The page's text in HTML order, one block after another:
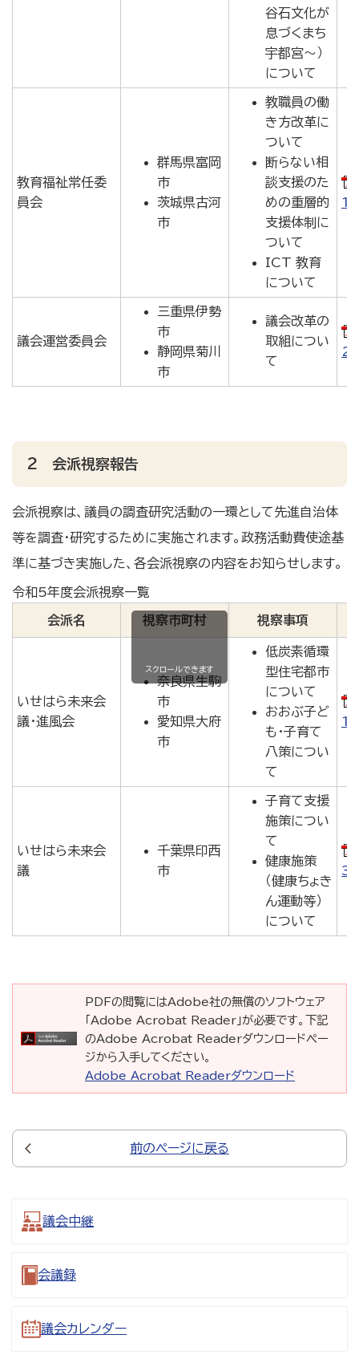
谷石文化が
息づくまち
宇都宮～）
について
教育福祉常任委
員会
群馬県富岡
市
茨城県古河
市
教職員の働
き方改革に
ついて
断らない相
談支援のた
めの重層的
支援体制に
ついて
ICT 教育
について
議会運営委員会
三重県伊勢
市
静岡県菊川
市
議会改革の
取組につい
て
2 会派視察報告
会派視察は、議員の調査研究活動の一環として先進自治体
等を調査・研究するために実施されます。政務活動費使途基
準に基づき実施した、各会派視察の内容をお知らせします。
令和5年度会派視察一覧
会派名 視察市町村 視察事項
いせはら未来会
議・進風会
奈良県生駒
市
愛知県大府
市
低炭素循環
型住宅都市
について
おおぶ子ど
も・子育て
八策につい
て
いせはら未来会
議
千葉県印西
市
子育て支援
施策につい
て
健康施策
（健康ちょき
ん運動等）
について
スクロールできます
PDFの閲覧にはAdobe社の無償のソフトウェア
「Adobe Acrobat Reader」が必要です。下記
のAdobe Acrobat Readerダウンロードペー
ジから入手してください。
Adobe Acrobat Readerダウンロード
前のページに戻る
議会中継
会議録
議会カレンダー